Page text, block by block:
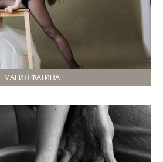
МАГИЯ ФАТИНА